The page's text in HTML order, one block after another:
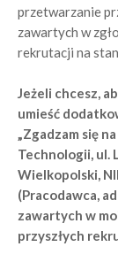
przetwarzanie
zawartych w
rekrutacji na
Jeżeli chcesz,
umieść
„Zgadzam się
Technologii, ul.
Wielkopolski,
(Pracodawca,
zawartych w
przyszłych